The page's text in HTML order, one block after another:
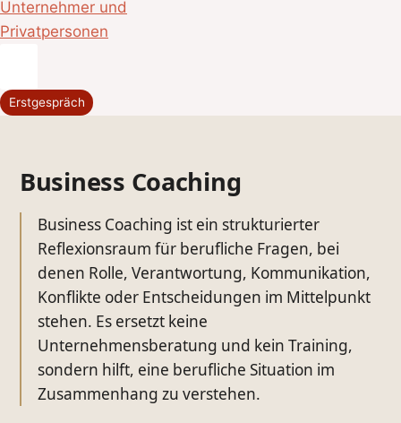
Erstgespräch
Unternehmerische Verantwortung
Business Coaching
Business Coaching ist ein strukturierter
Reflexionsraum für berufliche Fragen, bei
denen Rolle, Verantwortung, Kommunikation,
Konflikte oder Entscheidungen im Mittelpunkt
stehen. Es ersetzt keine
Unternehmensberatung und kein Training,
sondern hilft, eine berufliche Situation im
Zusammenhang zu verstehen.